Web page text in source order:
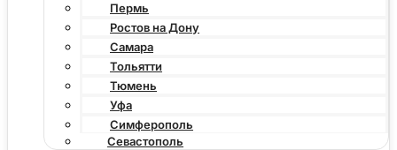
Пермь
Ростов на Дону
Самара
Тольятти
Тюмень
Уфа
Симферополь
Севастополь